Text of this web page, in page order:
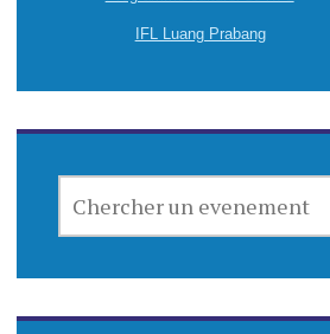
IFL Luang Prabang
UN